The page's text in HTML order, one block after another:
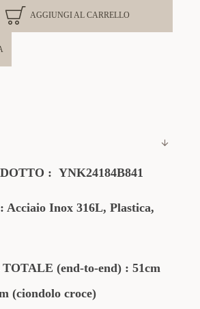
AGGIUNGI AL CARRELLO
: YNK24184B841
: Acciaio Inox 316L, Plastica,
(end-to-end) : 51cm
(ciondolo croce)